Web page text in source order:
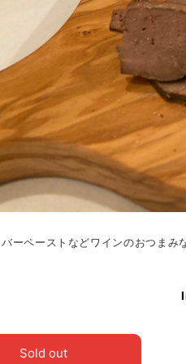
ーペーストなどワインのおつまみ
Sold out